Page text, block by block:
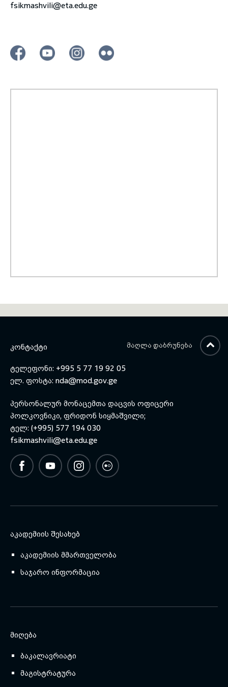
fsikmashvili@eta.edu.ge
ᲙᲝᲜᲢᲐᲥᲢᲘ
ტელეფონი: +995 5 77 19 92 05
ელ. ფოსტა: nda@mod.gov.ge
პერსონალურ მონაცემთა დაცვის ოფიცერი
პოლკოვნიკი, ფრიდონ სიყმაშვილი;
ტელ: (+995) 577 194 030
fsikmashvili@eta.edu.ge
ᲐᲙᲐᲓᲔᲛᲘᲘᲡ ᲨᲔᲡᲐᲮᲔᲑ
აკადემიის მმართველობა
საჯარო ინფორმაცია
ᲛᲘᲦᲔᲑᲐ
ბაკალავრიატი
მაგისტრატურა
ᲛᲐᲦᲚᲐ ᲓᲐᲑᲠᲣᲜᲔᲑᲐ